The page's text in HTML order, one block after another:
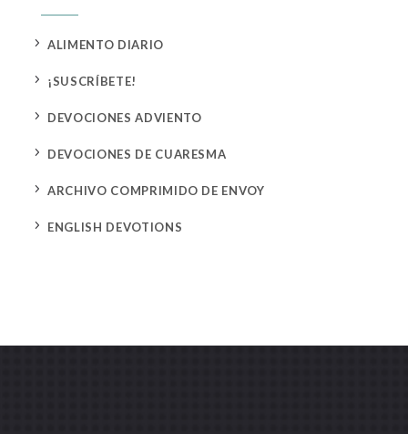
5 ALIMENTO DIARIO
5 ¡SUSCRÍBETE!
5 DEVOCIONES ADVIENTO
5 DEVOCIONES DE CUARESMA
5 ARCHIVO COMPRIMIDO DE ENVOY
5 ENGLISH DEVOTIONS